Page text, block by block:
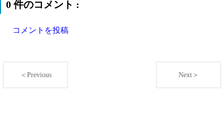
0 件のコメント :
コメントを投稿
＜Previous Next＞